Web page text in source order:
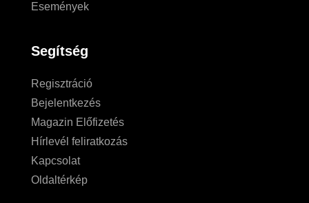
Események
Segítség
Regisztráció
Bejelentkezés
Magazin Előfizetés
Hírlevél feliratkozás
Kapcsolat
Oldaltérkép